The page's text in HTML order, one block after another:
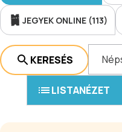
JEGYEK ONLINE (113)
KERESÉS
LISTANÉZET